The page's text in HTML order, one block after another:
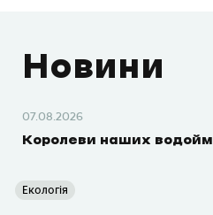
Новини
07.08.2026
Королеви наших водойм
Екологія